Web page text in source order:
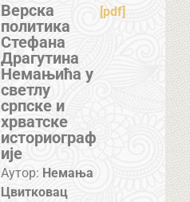
Верска
политика
Стефана
Драгутина
Немањића у
светлу
српске и
хрватске
историограф
ије
[pdf]
Аутор: Немања
Цвитковац